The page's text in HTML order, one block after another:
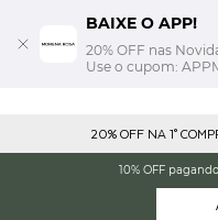
BAIXE O APP!
20% OFF nas
Use o cupom:
20% OFF NA 1°
10% OFF